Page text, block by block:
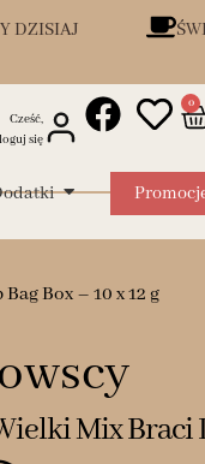
DZISIAJ
Cześć,
się
0
Box – 10 x 12 g
Mix Braci